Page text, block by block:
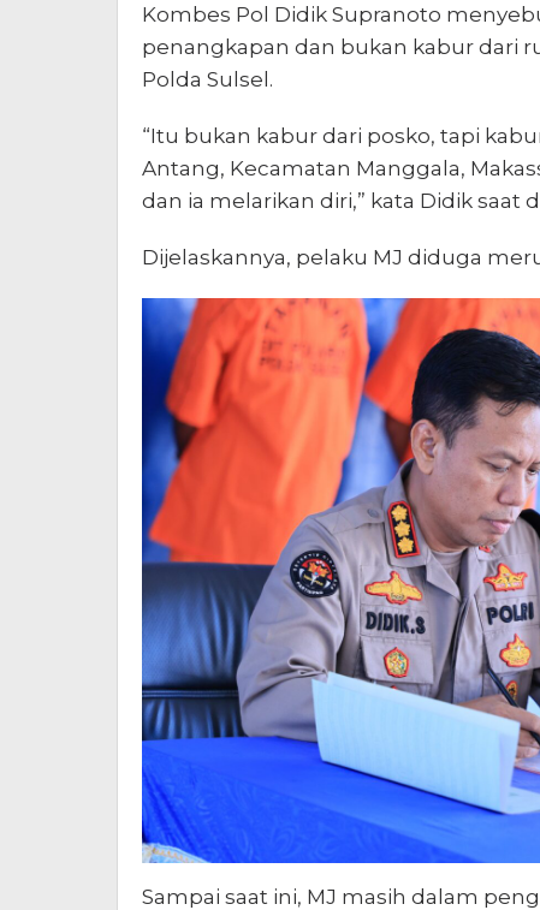
Kombes Pol Didik Supranoto
penangkapan dan bukan kabur dari
Polda Sulsel.
“Itu bukan kabur dari posko, tapi
Antang, Kecamatan Manggala,
dan ia melarikan diri,” kata Didik saat
Dijelaskannya, pelaku MJ diduga
Sampai saat ini, MJ masih dalam